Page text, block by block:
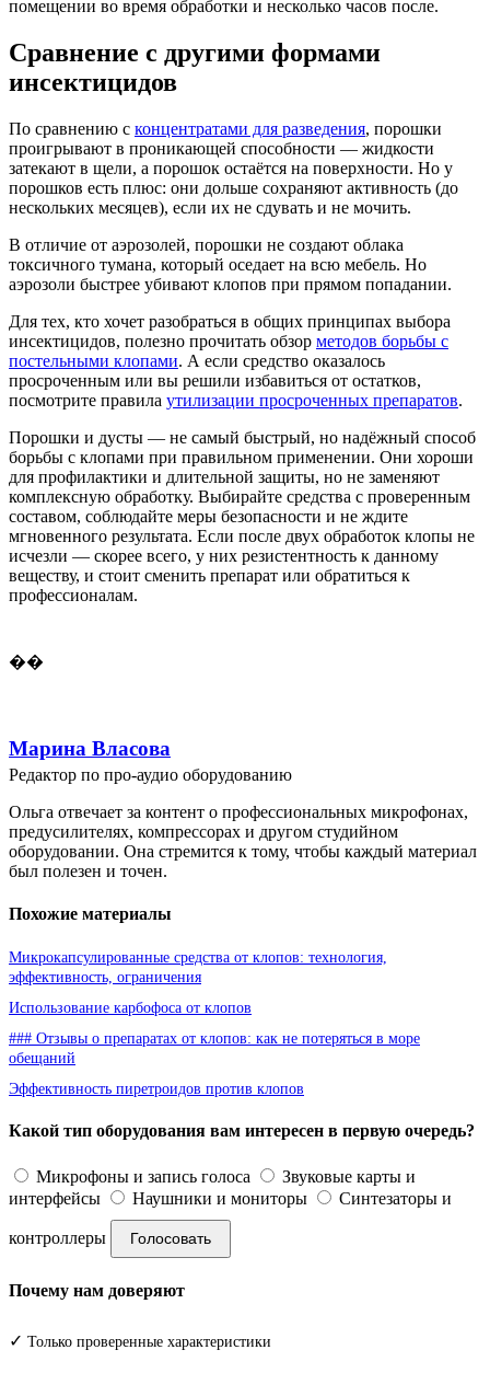
помещении во время обработки и несколько часов после.
Сравнение с другими формами
инсектицидов
По сравнению с концентратами для разведения, порошки
проигрывают в проникающей способности — жидкости
затекают в щели, а порошок остаётся на поверхности. Но у
порошков есть плюс: они дольше сохраняют активность (до
нескольких месяцев), если их не сдувать и не мочить.
В отличие от аэрозолей, порошки не создают облака
токсичного тумана, который оседает на всю мебель. Но
аэрозоли быстрее убивают клопов при прямом попадании.
Для тех, кто хочет разобраться в общих принципах выбора
инсектицидов, полезно прочитать обзор методов борьбы с
постельными клопами. А если средство оказалось
просроченным или вы решили избавиться от остатков,
посмотрите правила утилизации просроченных препаратов.
Порошки и дусты — не самый быстрый, но надёжный способ
борьбы с клопами при правильном применении. Они хороши
для профилактики и длительной защиты, но не заменяют
комплексную обработку. Выбирайте средства с проверенным
составом, соблюдайте меры безопасности и не ждите
мгновенного результата. Если после двух обработок клопы не
исчезли — скорее всего, у них резистентность к данному
веществу, и стоит сменить препарат или обратиться к
профессионалам.
��
Марина Власова
Редактор по про-аудио оборудованию
Ольга отвечает за контент о профессиональных микрофонах,
предусилителях, компрессорах и другом студийном
оборудовании. Она стремится к тому, чтобы каждый материал
был полезен и точен.
Похожие материалы
Микрокапсулированные средства от клопов: технология,
эффективность, ограничения
Использование карбофоса от клопов
### Отзывы о препаратах от клопов: как не потеряться в море
обещаний
Эффективность пиретроидов против клопов
Какой тип оборудования вам интересен в первую очередь?
Микрофоны и запись голоса
Звуковые карты и
интерфейсы
Наушники и мониторы Синтезаторы и
контроллеры Голосовать
Почему нам доверяют
✓ Только проверенные характеристики